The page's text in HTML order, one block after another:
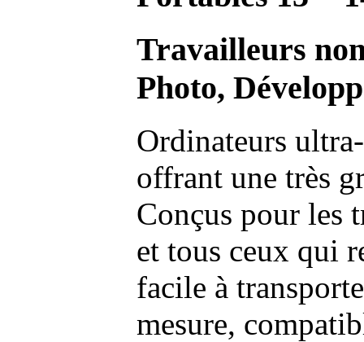
Travailleurs
Photo,
Ordinateurs
offrant une très
Conçus pour les
et tous ceux qui
facile à
mesure,